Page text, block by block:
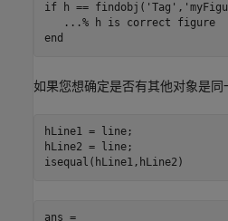
if h == findobj( 'Tag' ,
...% h is correct figure
end
如果您想确定是否有其他对象是同
hLine1 = line;
hLine2 = line;
ans =